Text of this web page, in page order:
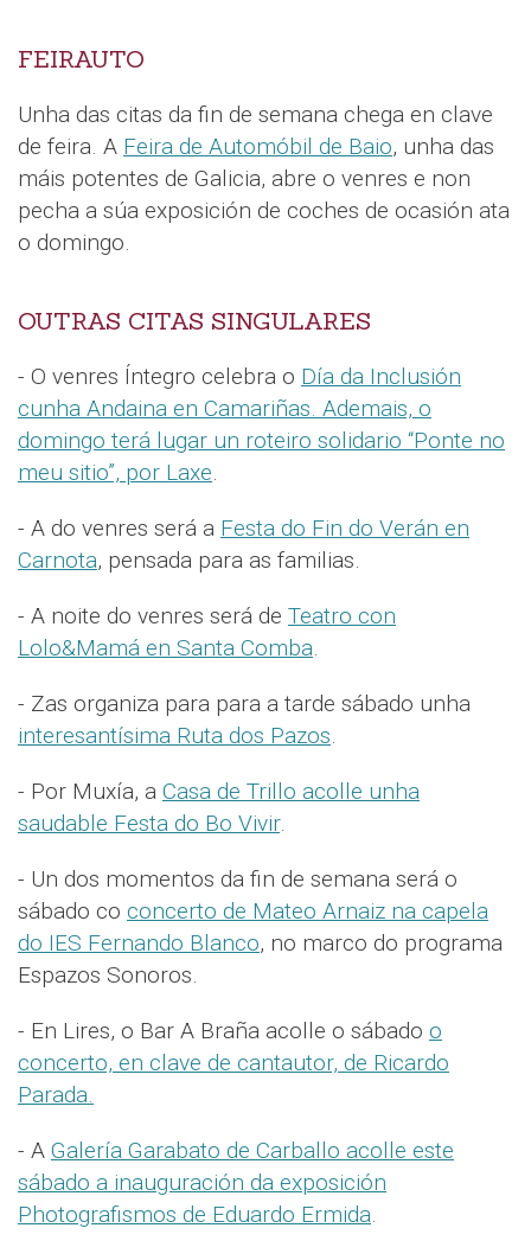
FEIRAUTO
Unha das citas da fin de semana chega en clave
de feira. A Feira de Automóbil de Baio, unha das
máis potentes de Galicia, abre o venres e non
pecha a súa exposición de coches de ocasión ata
o domingo.
OUTRAS CITAS SINGULARES
- O venres Íntegro celebra o Día da Inclusión
cunha Andaina en Camariñas. Ademais, o
domingo terá lugar un roteiro solidario “Ponte no
meu sitio”, por Laxe.
- A do venres será a Festa do Fin do Verán en
Carnota, pensada para as familias.
- A noite do venres será de Teatro con
Lolo&Mamá en Santa Comba.
- Zas organiza para para a tarde sábado unha
interesantísima Ruta dos Pazos.
- Por Muxía, a Casa de Trillo acolle unha
saudable Festa do Bo Vivir.
- Un dos momentos da fin de semana será o
sábado co concerto de Mateo Arnaiz na capela
do IES Fernando Blanco, no marco do programa
Espazos Sonoros.
- En Lires, o Bar A Braña acolle o sábado o
concerto, en clave de cantautor, de Ricardo
Parada.
- A Galería Garabato de Carballo acolle este
sábado a inauguración da exposición
Photografismos de Eduardo Ermida.